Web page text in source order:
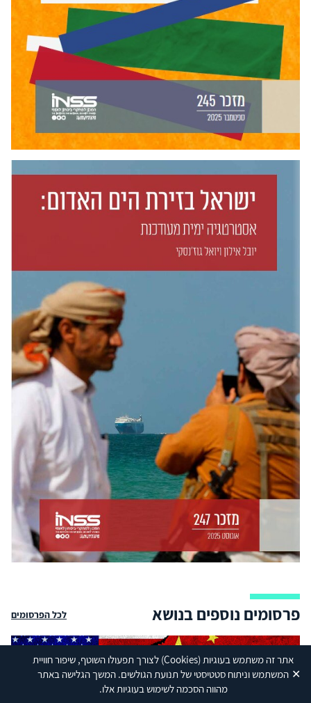
אתר זה משתמש בעוגיות(Cookies) לצורך תפעולו השוטף, שיפור חוויית
המשתמש וניתוח סטטיסטי של תנועת הגולשים. המשך הגלישה באתר
מהווה הסכמה לשימוש בעוגיות אלו.
✕
פרסומים נוספים בנושא לכל הפרסומים